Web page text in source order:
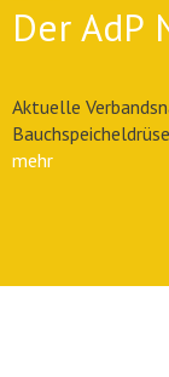
Der AdP
Aktuelle
mehr